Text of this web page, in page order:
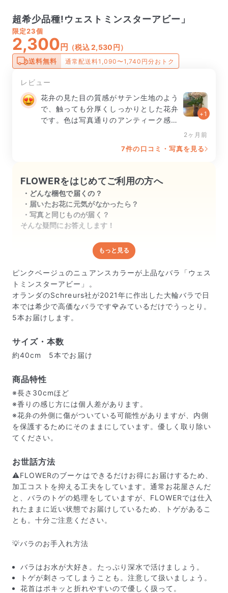
超希少品種!ウェストミンスターアビー」
限定23個
2,300 円 （税込 2,530円）
送料無料 通常配送料1,090〜1,740円分おトク
レビュー
花弁の見た目の質感がサテン生地のよう
で、触っても分厚くしっかりとした花弁
です。色は写真通りのアンティーク感が
+1
2ヶ月前
7件の口コミ・写真を見る
FLOWERをはじめてご利用の方へ
どんな梱包で届くの？
届いたお花に元気がなかったら？
写真と同じものが届く？
そんな疑問にお答えします！
どんな梱包で届くの？
出荷前に水揚げ（花が水を吸いやすくなる処理）を施
し、専用ボックスに丁寧に梱包してお届けしています。
きゅっとまとめられて一見窮屈そうに見えますが、輸送
中の衝撃による折れや擦れを軽減する効果があります。
届いたお花に元気がなかったら？
もし届いたお花に「枯れている」「折れている」などの
不備があった場合は、些細なことでもお気軽にサポート
までご連絡ください。ご返金にて補償いたします。
もっと見る
ピンクベージュのニュアンスカラーが上品なバラ「ウェス
トミンスターアビー」。
オランダのSchreurs社が2021年に作出した大輪バラで日
本では希少で高価なバラです🌹みているだけでうっとり。
5本お届けします。
サイズ・本数
約40cm 5本でお届け
商品特性
※長さ30cmほど
※香りの感じ方には個人差があります。
※花弁の外側に傷がついている可能性がありますが、内側
を保護するためにそのままにしています。優しく取り除い
てください。
お世話方法
⚠️FLOWERのブーケはできるだけお得にお届けするため、
加工コストを抑える工夫をしています。通常お花屋さんだ
と、バラのトゲの処理をしていますが、FLOWERでは仕入
れたままに近い状態でお届けしているため、トゲがあるこ
とも。十分ご注意ください。
💡バラのお手入れ方法
バラはお水が大好き。たっぷり深水で活けましょう。
トゲが刺さってしまうことも。注意して扱いましょう。
花首はポキッと折れやすいので優しく扱って。